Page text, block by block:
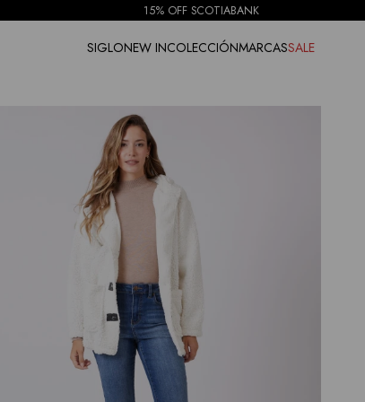
15% OFF SCOTIABANK
SIGLONEW INCOLECCIÓNMARCASSALE
NOTIFICARME